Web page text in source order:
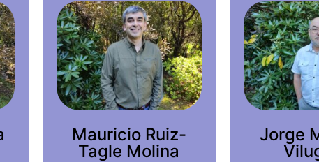
Jorge Morales
Vilugron
María
Maza